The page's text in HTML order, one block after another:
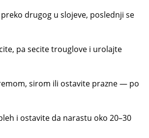
drugog u slojeve, poslednji se
pa secite trouglove i urolajte
sirom ili ostavite prazne — po
i ostavite da narastu oko 20–30